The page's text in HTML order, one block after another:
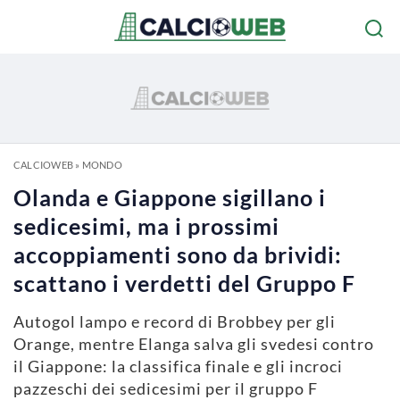
CALCIOWEB» MONDO
Olanda e Giappone sigillano i
sedicesimi, ma i prossimi
accoppiamenti sono da brividi:
scattano i verdetti del Gruppo F
Autogol lampo e record di Brobbey per gli
Orange, mentre Elanga salva gli svedesi contro
il Giappone: la classifica finale e gli incroci
pazzeschi dei sedicesimi per il gruppo F